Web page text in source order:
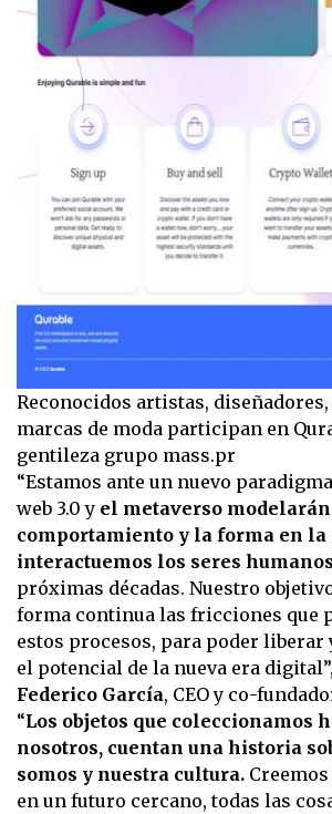
Reconocidos artistas,
marcas de moda participan en
gentileza grupo mass.pr
“Estamos ante un nuevo
web 3.0 y el metaverso
comportamiento y la forma en la
interactuemos los seres humanos
próximas décadas. Nuestro
forma continua las fricciones que
estos procesos, para poder liberar
el potencial de la nueva era
Federico García, CEO y co-
“Los objetos que coleccionamos
nosotros, cuentan una historia
somos y nuestra cultura.
en un futuro cercano, todas las